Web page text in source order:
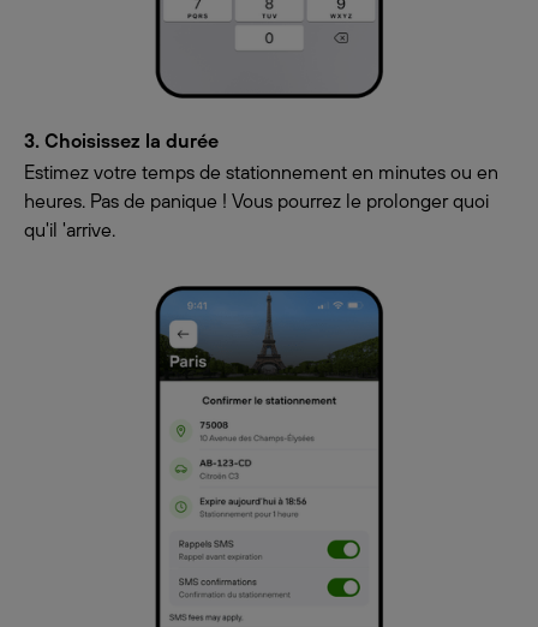
3. Choisissez la durée
Estimez votre temps de stationnement en minutes ou en
heures. Pas de panique ! Vous pourrez le prolonger quoi
qu'il 'arrive.